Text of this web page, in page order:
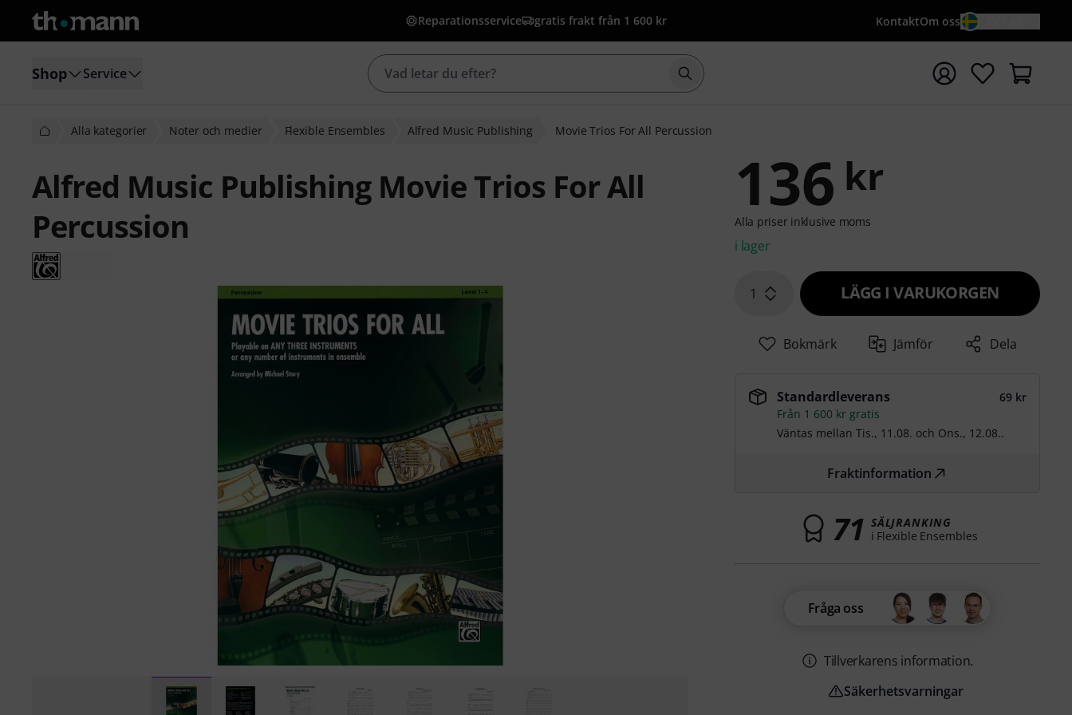
Reparationsservice gratis frakt från 1 600 kr KontaktOm oss
Shop Service Börja sökningen med söktermen {searchTerm}
Alla kategorier Noter och medier Flexible Ensembles Alfred Music Publishing Movie Trios For All Percussion
Alfred Music Publishing Movie Trios For All
Percussion
136 kr
Alla priser inklusive moms
i lager
1 LÄGG I VARUKORGEN
Bokmärk Jämför Dela
Standardleverans
69 kr
Från 1 600 kr gratis
Väntas mellanTis., 11.08. och Ons., 12.08..
Fraktinformation
71 SÄLJRANKING
i Flexible Ensembles
Fråga oss
Tillverkarens information.
Säkerhetsvarningar